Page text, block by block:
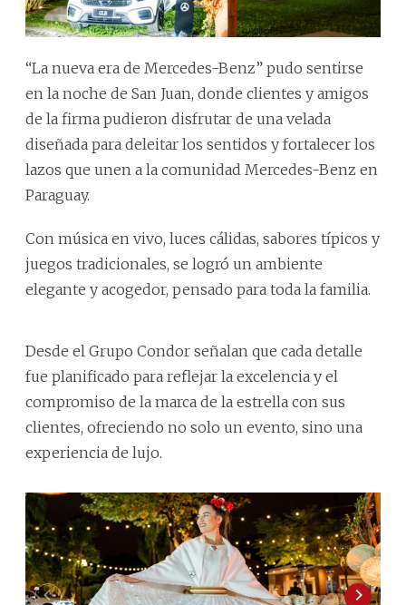
“La nueva era de Mercedes-Benz” pudo sentirse
en la noche de San Juan, donde clientes y amigos
de la firma pudieron disfrutar de una velada
diseñada para deleitar los sentidos y fortalecer los
lazos que unen a la comunidad Mercedes-Benz en
Paraguay.
Con música en vivo, luces cálidas, sabores típicos y
juegos tradicionales, se logró un ambiente
elegante y acogedor, pensado para toda la familia.
Desde el Grupo Condor señalan que cada detalle
fue planificado para reflejar la excelencia y el
compromiso de la marca de la estrella con sus
clientes, ofreciendo no solo un evento, sino una
experiencia de lujo.